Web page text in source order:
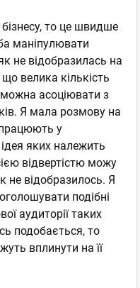
то це швидше
маніпулювати
не відобразилась на
велика кількість
асоціювати з
Я мала розмову на
у
яких належить
відвертістю можу
не відобразилось. Я
подібні
аудиторії таких
подобається, то
вплинути на її